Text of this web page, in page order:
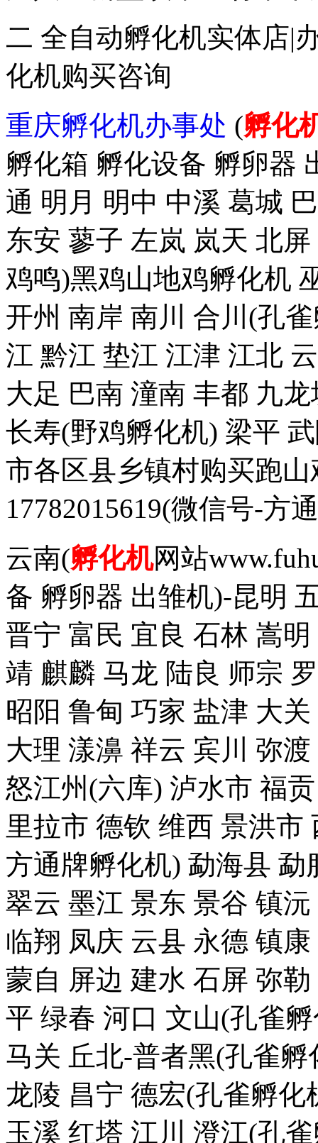
二 全自动孵化机实体店|
化机购买咨询
重庆孵化机办事处 (孵化
孵化箱 孵化设备 孵卵器
通 明月 明中 中溪 葛城
东安 蓼子 左岚 岚天 北
鸡鸣)黑鸡山地鸡孵化机
开州 南岸 南川 合川(孔
江 黔江 垫江 江津 江北
大足 巴南 潼南 丰都 九
长寿(野鸡孵化机) 梁平
市各区县乡镇村购买跑
17782015619(微信号-方
云南(孵化机网站
备 孵卵器 出雏机)-昆明
晋宁 富民 宜良 石林 嵩
靖 麒麟 马龙 陆良 师宗
昭阳 鲁甸 巧家 盐津 大
大理 漾濞 祥云 宾川 弥
怒江州(六库) 泸水市 福
里拉市 德钦 维西 景洪
方通牌孵化机) 勐海县
翠云 墨江 景东 景谷 镇
临翔 凤庆 云县 永德 镇
蒙自 屏边 建水 石屏 弥
平 绿春 河口 文山(孔雀
马关 丘北-普者黑(孔雀
龙陵 昌宁 德宏(孔雀孵
玉溪 红塔 江川 澄江(孔